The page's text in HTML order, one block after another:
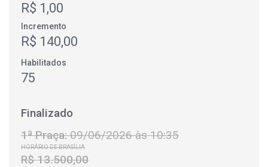
R$ 1,00
Incremento
R$ 140,00
Habilitados
75
Finalizado
1ª Praça:09/06/2026 às 10:35
HORÁRIO DE BRASÍLIA
R$ 13.500,00